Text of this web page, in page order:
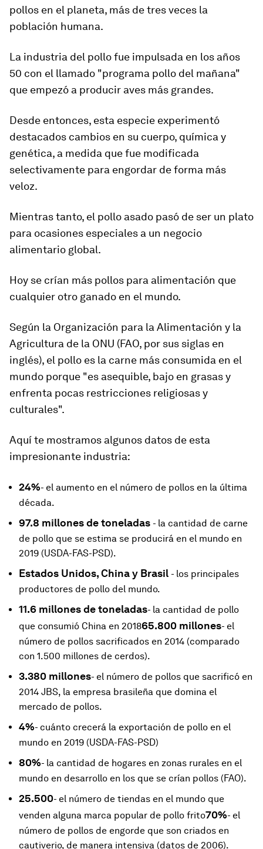
pollos en el planeta, más de tres veces la
población humana.
La industria del pollo fue impulsada en los años
50 con el llamado "programa pollo del mañana"
que empezó a producir aves más grandes.
Desde entonces, esta especie experimentó
destacados cambios en su cuerpo, química y
genética, a medida que fue modificada
selectivamente para engordar de forma más
veloz.
Mientras tanto, el pollo asado pasó de ser un plato
para ocasiones especiales a un negocio
alimentario global.
Hoy se crían más pollos para alimentación que
cualquier otro ganado en el mundo.
Según la Organización para la Alimentación y la
Agricultura de la ONU (FAO, por sus siglas en
inglés), el pollo es la carne más consumida en el
mundo porque "es asequible, bajo en grasas y
enfrenta pocas restricciones religiosas y
culturales".
Aquí te mostramos algunos datos de esta
impresionante industria:
24%- el aumento en el número de pollos en la última
década.
97.8 millones de toneladas - la cantidad de carne
de pollo que se estima se producirá en el mundo en
2019 (USDA-FAS-PSD).
Estados Unidos, China y Brasil - los principales
productores de pollo del mundo.
11.6 millones de toneladas- la cantidad de pollo
que consumió China en 201865.800 millones- el
número de pollos sacrificados en 2014 (comparado
con 1.500 millones de cerdos).
3.380 millones- el número de pollos que sacrificó en
2014 JBS, la empresa brasileña que domina el
mercado de pollos.
4%- cuánto crecerá la exportación de pollo en el
mundo en 2019 (USDA-FAS-PSD)
80%- la cantidad de hogares en zonas rurales en el
mundo en desarrollo en los que se crían pollos (FAO).
25.500- el número de tiendas en el mundo que
venden alguna marca popular de pollo frito70%- el
número de pollos de engorde que son criados en
cautiverio, de manera intensiva (datos de 2006).